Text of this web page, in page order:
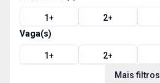
1+ 2+
Vaga(s)
1+ 2+
Mais filtros